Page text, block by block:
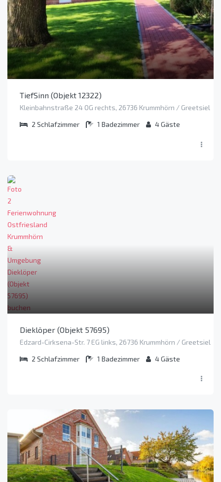
TiefSinn (Objekt 12322)
Kleinbahnstraße 24 OG rechts, 26736 Krummhörn / Greetsiel
2 Schlafzimmer 1 Badezimmer 4Gäste
Dieklöper (Objekt 57695)
Edzard-Cirksena-Str. 7 EG links, 26736 Krummhörn / Greetsiel
2 Schlafzimmer 1 Badezimmer 4Gäste